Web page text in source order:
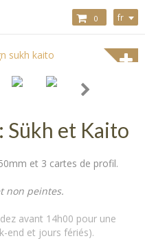
0 fr
et Kaito
et 3 cartes de profil.
non peintes.
avant 14h00 pour une
end et jours fériés).